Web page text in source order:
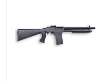
Tur Pabrik